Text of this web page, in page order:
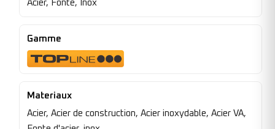
Acier, Fonte, Inox
Gamme
Materiaux
Acier, Acier de construction, Acier inoxydable, Acier VA,